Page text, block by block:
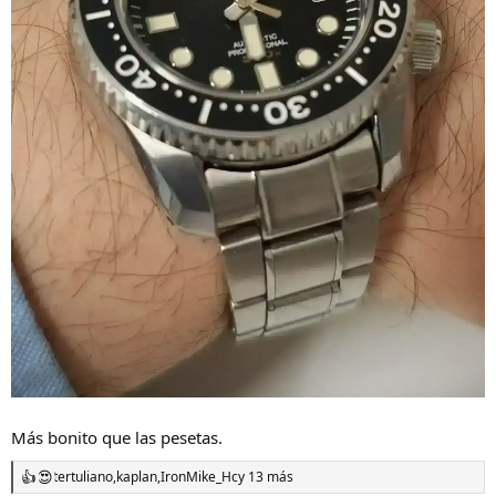
Más bonito que las pesetas.
R
tertuliano,kaplan,IronMike_Hcy 13 más